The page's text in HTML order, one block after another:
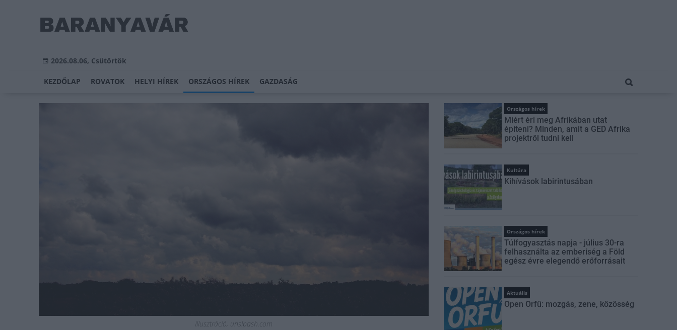
2026.08.06, Csütörtök
KEZDŐLAP ROVATOK HELYI HÍREK ORSZÁGOS HÍREK GAZDASÁG
Illusztráció, unslpash.com
Országos hírek
Miért éri meg Afrikában utat
építeni? Minden, amit a GED Afrika
projektről tudni kell
Kultúra
Kihívások labirintusában
Országos hírek
Túlfogyasztás napja - július 30-ra
felhasználta az emberiség a Föld
egész évre elegendő erőforrásait
Aktuális
Open Orfű: mozgás, zene, közösség